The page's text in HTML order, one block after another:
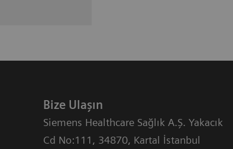
Bize Ulaşın
Siemens Healthcare Sağlık A.Ş. Yakacık
Cd No:111 , 34870, Kartal İstanbul